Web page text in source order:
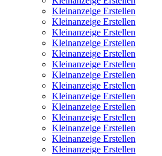
Kleinanzeige Erstellen
Kleinanzeige Erstellen
Kleinanzeige Erstellen
Kleinanzeige Erstellen
Kleinanzeige Erstellen
Kleinanzeige Erstellen
Kleinanzeige Erstellen
Kleinanzeige Erstellen
Kleinanzeige Erstellen
Kleinanzeige Erstellen
Kleinanzeige Erstellen
Kleinanzeige Erstellen
Kleinanzeige Erstellen
Kleinanzeige Erstellen